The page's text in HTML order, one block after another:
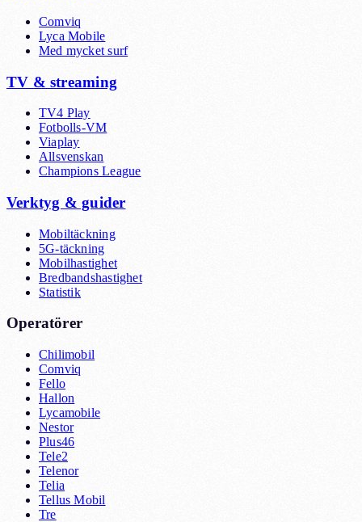
Comviq
Lyca Mobile
Med mycket surf
TV & streaming
TV4 Play
Fotbolls-VM
Viaplay
Allsvenskan
Champions League
Verktyg & guider
Mobiltäckning
5G-täckning
Mobilhastighet
Bredbandshastighet
Statistik
Operatörer
Chilimobil
Comviq
Fello
Hallon
Lycamobile
Nestor
Plus46
Tele2
Telenor
Telia
Tellus Mobil
Tre